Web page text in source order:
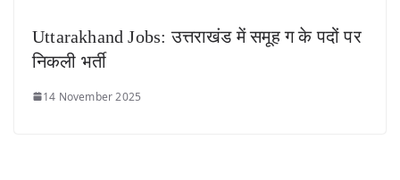
Uttarakhand Jobs: उत्तराखंड में समूह ग के पदों पर
निकली भर्ती
14 November 2025